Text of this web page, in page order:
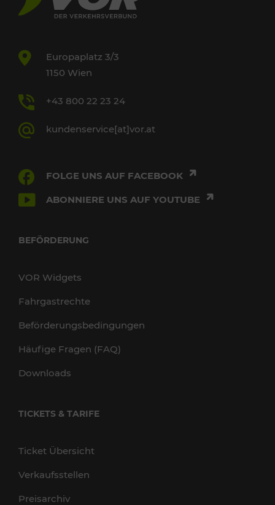
Europaplatz 3/3
1150 Wien
+43 800 22 23 24
kundenservice[at]vor.at
FOLGE UNS AUF FACEBOOK
ABONNIERE UNS AUF YOUTUBE
BEFÖRDERUNG
VOR Widgets
Fahrgastrechte
Beförderungsbedingungen
Häufige Fragen (FAQ)
Downloads
TICKETS & TARIFE
Ticket Übersicht
Verkaufsstellen
Preisarchiv